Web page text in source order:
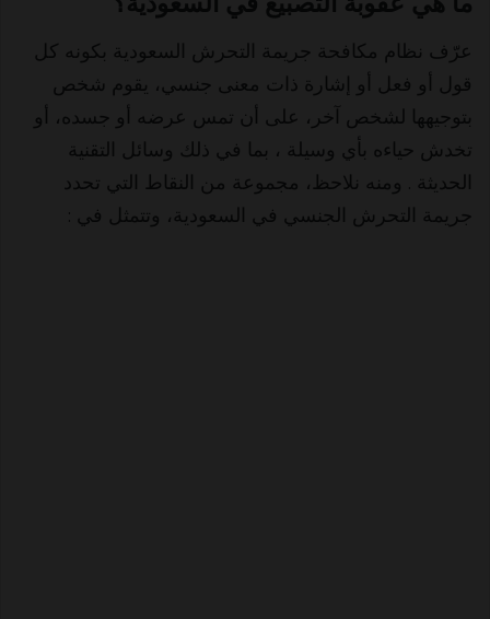
عرّف نظام مكافحة جريمة التحرش السعودية بكونه كل
قول أو فعل أو إشارة ذات معنى جنسي، يقوم شخص
بتوجيهها لشخص آخر، على أن تمس عرضه أو جسده، أو
تخدش حياءه بأي وسيلة ، بما في ذلك وسائل التقنية
الحديثة . ومنه نلاحظ، مجموعة من النقاط التي تحدد
جريمة التحرش الجنسي في السعودية، وتتمثل في :